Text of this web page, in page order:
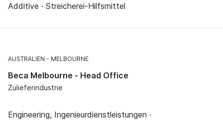
Additive · Streicherei-Hilfsmittel
AUSTRALIEN MELBOURNE
Beca Melbourne - Head Office
Zulieferindustrie
Engineering, Ingenieurdienstleistungen ·